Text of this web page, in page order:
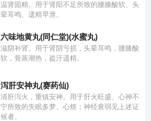
温肾固精。用于肾阳不足所致的腰膝酸软、头
晕耳鸣、遗精早泄。
六味地黄丸(同仁堂)(水蜜丸)
滋阴补肾。用于肾阴亏损，头晕耳鸣，腰膝酸
软，骨蒸潮热，盗汗遗精。
泻肝安神丸(赛药仙)
清肝泻火，重镇安神。用于肝火旺盛、心神不
宁所致的失眠多梦、心烦；神经衰弱见上述证
候者。